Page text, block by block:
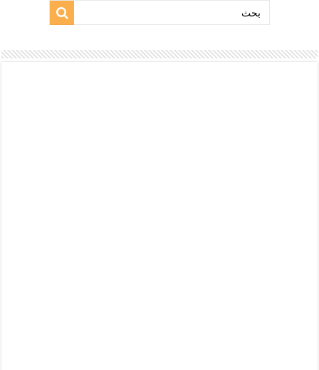
بحث: